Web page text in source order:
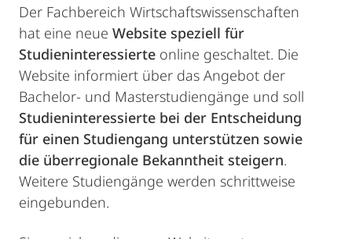
Der Fachbereich Wirtschaftswissenschaften
hat eine neue Website speziell für
Studieninteressierte online geschaltet. Die
Website informiert über das Angebot der
Bachelor- und Masterstudiengänge und soll
Studieninteressierte bei der Entscheidung
für einen Studiengang unterstützen sowie
die überregionale Bekanntheit steigern.
Weitere Studiengänge werden schrittweise
eingebunden.